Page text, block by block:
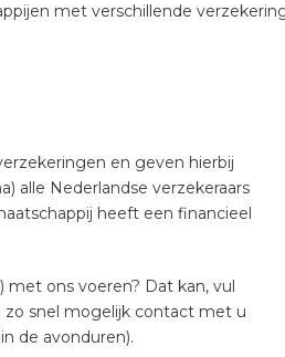
met verschillende
en geven hierbij
alle Nederlandse verzekeraars
heeft een financieel
ons voeren? Dat kan, vul
zo snel mogelijk contact met u
de avonduren).